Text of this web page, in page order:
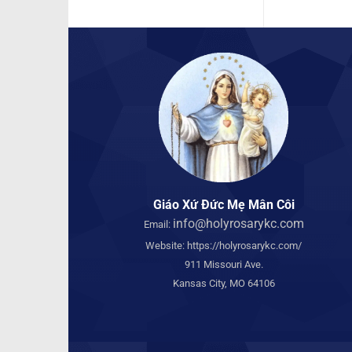
Giáo Xứ Đức Mẹ Mân Côi
Email: info@holyrosarykc.com
Website: https://holyrosarykc.com/
911 Missouri Ave.
Kansas City, MO 64106